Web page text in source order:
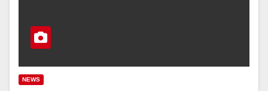
NEWS